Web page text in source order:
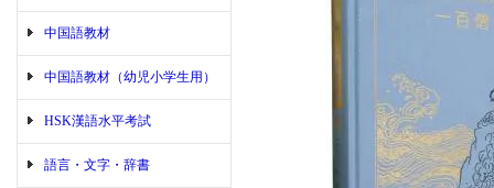
中国語教材
中国語教材（幼児小学生用）
HSK漢語水平考試
語言・文字・辞書